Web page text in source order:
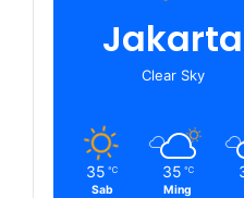
Jakarta
Clear Sky
35 ℃
Sab
35 ℃
Ming